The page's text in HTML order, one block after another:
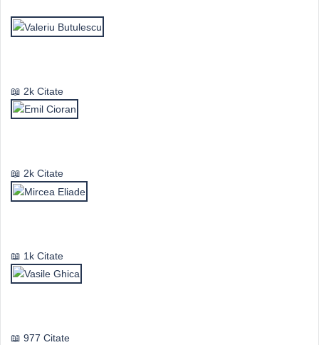
2k Citate
2k Citate
1k Citate
977 Citate